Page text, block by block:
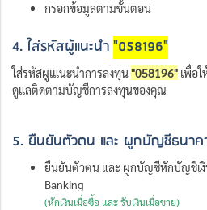
กรอกข้อมูลตามขั้นตอน
4. ใส่รหัสผู้แนะนำ"058196"
ใส่รหัสผูเแนะนำการลงทุน"058196" เพื่อ
ดูแลติดตามบัญชีการลงทุนของคุณ
5. ยืนยันตัวตน และ ผูกบัญชีธนาค
ยืนยันตัวตน และ ผูกบัญชีหักบัญชีเงิ
Banking
(หักเงินเมื่อซื้อ และ รับเงินเมื่อขาย)